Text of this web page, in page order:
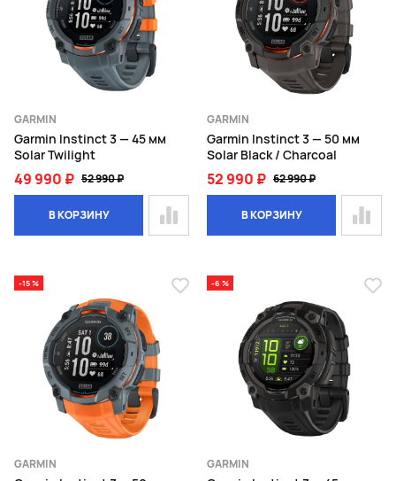
GARMIN
Garmin Instinct 3 — 45 мм
Solar Twilight
49 990 ₽ 52 990 ₽
В КОРЗИНУ
GARMIN
Garmin Instinct 3 — 50 мм
Solar Black / Charcoal
52 990 ₽ 62 990 ₽
В КОРЗИНУ
-15 %
GARMIN
-6 %
GARMIN